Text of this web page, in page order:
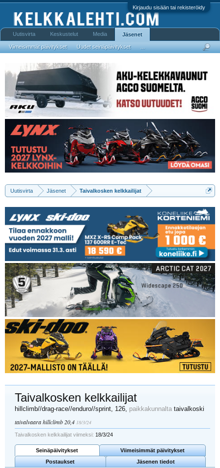
Kirjaudu sisään tai rekisteröidy
Uutisvirta Jäsenet Taivalkosken kelkkailijat
Taivalkosken kelkkailijat
hillclimb//drag-race//enduro//sprint , 126, paikkakunnalta taivalkoski
taivalvaara hillclimb 20,4 18/3/24
Taivalkosken kelkkailijat viimeksi: 18/3/24
Seinäpäivitykset
Viimeisimmät päivitykset
Postaukset
Jäsenen tiedot
Uutisvirta Keskustelut Media Jäsenet
Viimeisimmät päivitykset Uudet seinäpäivitykset